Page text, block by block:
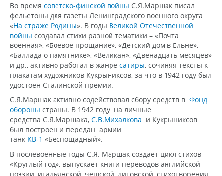
Во время советско-финской войны С.Я.Маршак писал
фельетоны для газеты Ленинградского военного округа
«На страже Родины». В годы Великой Отечественной
войны создавал стихи разной тематики – «Почта
военная», «Боевое прощание», «Детский дом в Ельне»,
«Баллада о памятнике», «Великан», «Двенадцать месяцев»
и др., активно работал в жанре сатиры, сочиняя тексты к
плакатам художников Кукрыниксов, за что в 1942 году был
удостоен Сталинской премии.
С.Я.Маршак активно содействовал сбору средств в Фонд
обороны страны. В 1942 году на личные
средства С.Я.Маршака, С.В.Михалкова и Кукрыниксов
был построен и передан армии
танк КВ-1 «Беспощадный».
В послевоенные годы С.Я. Маршак создаёт цикл стихов
«Круглый год», выпускает книги переводов английской
поэзии, итальянской, чешской, литовской, стихотворения